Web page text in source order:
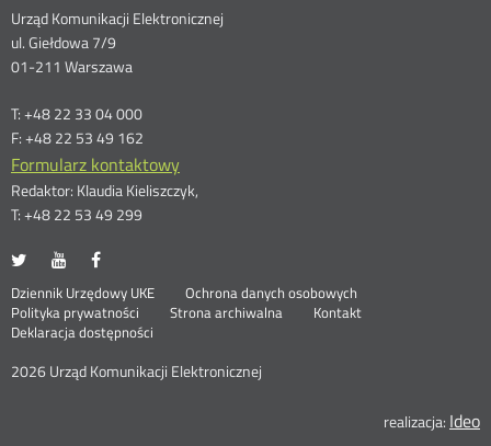
Dane
kontaktowe
Urząd Komunikacji Elektronicznej
ul. Giełdowa 7/9
01-211 Warszawa
T: +48 22 33 04 000
F: +48 22 53 49 162
Formularz kontaktowy
Redaktor: Klaudia Kieliszczyk,
T: +48 22 53 49 299
UKE
portalu
Twitter
Otwórz
nowym
oknie
UKE
portalu
Youtube
Otwórz
nowym
oknie
portalu
Facebook
nowym
oknie
Stopka
menu
Dziennik Urzędowy UKE Otwórz
Ochrona danych osobowych
Polityka prywatności
Otwórz
w
oknie
Strona archiwalna
Kontakt
Deklaracja dostępności
2026 Urząd Komunikacji Elektronicznej
realizacja: Ideo